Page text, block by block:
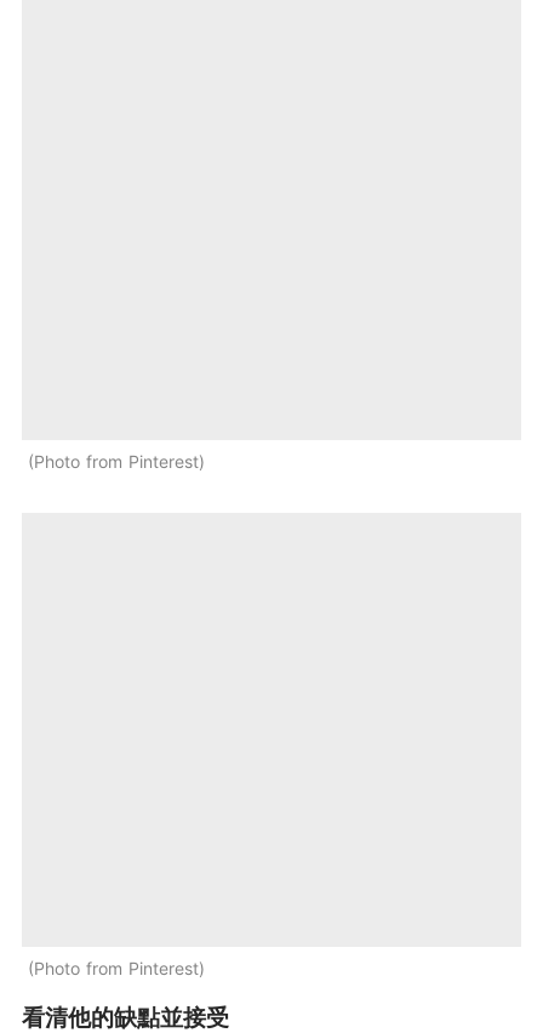
Photo from Pinterest
Photo from Pinterest
看清他的缺點並接受